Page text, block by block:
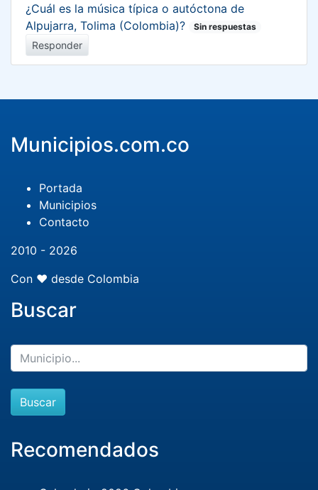
¿Cuál es la música típica o autóctona de
Alpujarra, Tolima (Colombia)?
Sin respuestas
Responder
Municipios.com.co
Portada
Municipios
Contacto
2010 - 2026
Con ❤️ desde Colombia
Buscar
Buscar
Recomendados